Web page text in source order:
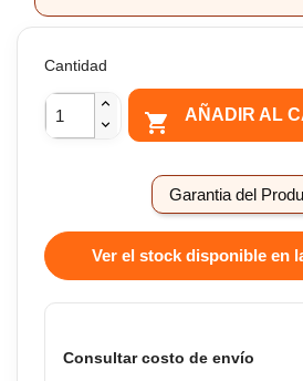
Cantidad
 AÑADIR AL
Garantia del
Ver el stock disponible en
Consultar costo de envío